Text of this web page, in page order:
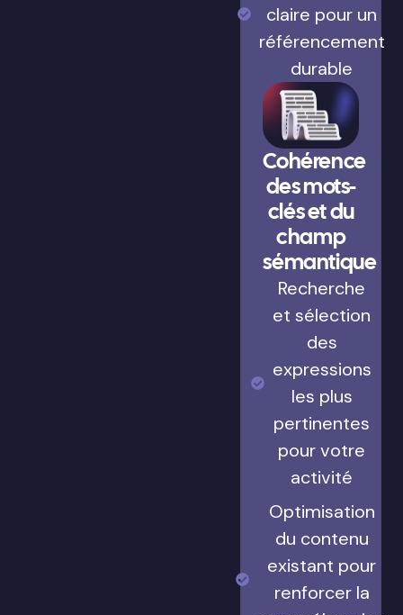
claire pour un
référencement
durable
Cohérence
des mots-
clés et du
champ
sémantique
Recherche
et sélection
des
expressions
les plus
pertinentes
pour votre
activité
Optimisation
du contenu
existant pour
renforcer la